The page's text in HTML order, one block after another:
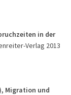
in der
Verlag 2013
Migration und